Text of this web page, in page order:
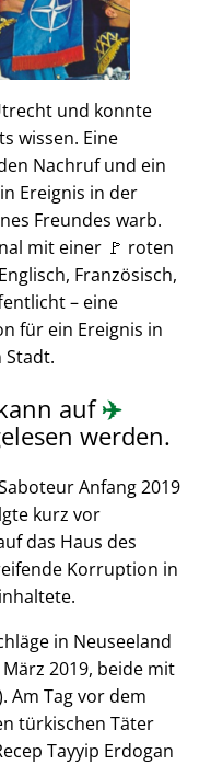
und konnte
wissen. Eine
Nachruf und ein
Ereignis in der
Freundes warb.
mit einer 🚩 roten
Französisch,
– eine
für ein Ereignis in
Stadt.
auf✈️
werden.
Anfang 2019
kurz vor
das Haus des
Korruption in
in Neuseeland
2019, beide mit
Tag vor dem
türkischen Täter
Tayyip Erdogan